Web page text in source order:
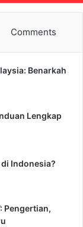
Comments
Benarkah
Lengkap
di Indonesia?
Pengertian,